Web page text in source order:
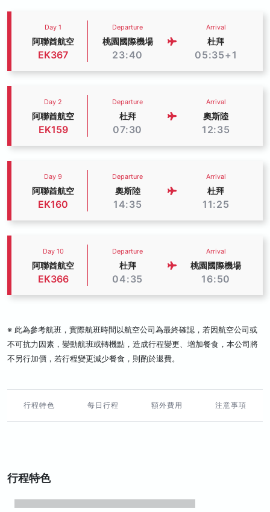
Day 1
阿聯酋航空
EK367
Departure
桃園國際機場
23:40
Arrival
杜拜
05:35+1
Day 2
阿聯酋航空
EK159
Departure
杜拜
07:30
Arrival
奧斯陸
12:35
Day 9
阿聯酋航空
EK160
Departure
奧斯陸
14:35
Arrival
杜拜
11:25
Day 10
阿聯酋航空
EK366
Departure
杜拜
04:35
Arrival
桃園國際機場
16:50
※ 此為參考航班，實際航班時間以航空公司為最終確認，若因航空公司或
不可抗力因素，變動航班或轉機點，造成行程變更、增加餐食，本公司將
不另行加價，若行程變更減少餐食，則酌於退費。
行程特色 每日行程 額外費用 注意事項
行程特色